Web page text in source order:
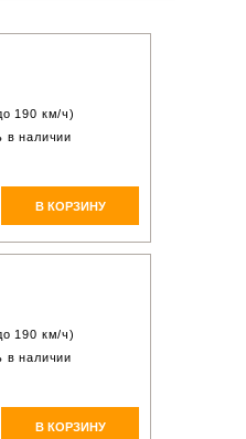
190 км/ч)
в наличии
В КОРЗИНУ
190 км/ч)
в наличии
В КОРЗИНУ